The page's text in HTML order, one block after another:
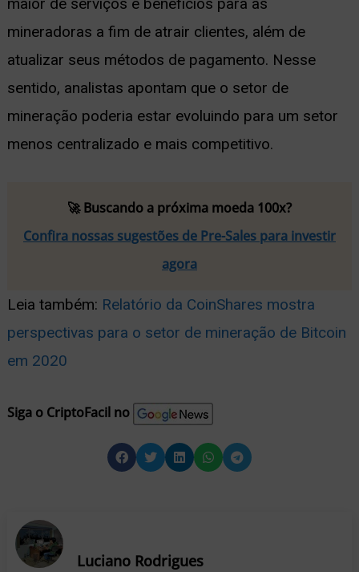
mineradoras a fim de atrair clientes, além de
atualizar seus métodos de pagamento. Nesse
sentido, analistas apontam que o setor de
mineração poderia estar evoluindo para um setor
menos centralizado e mais competitivo.
🚀 Buscando a próxima moeda 100x?
Confira nossas sugestões de Pre-Sales para investir
agora
Leia também: Relatório da CoinShares mostra
perspectivas para o setor de mineração de Bitcoin
em 2020
Siga o CriptoFacil no
Luciano Rodrigues